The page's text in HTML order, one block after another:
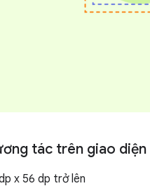
tác trên giao diện
x 56 dp trở lên